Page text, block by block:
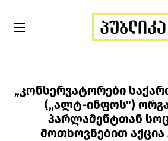
„კონსერვატორები
(„ალტ-ინფოს")
პარლამენტთან
მოთხოვნებით აქცია